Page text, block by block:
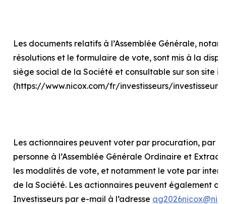
Les documents relatifs à l’Assemblée Générale,
résolutions et le formulaire de vote, sont mis à la
siège social de la Société et consultable sur son site
(https://www.nicox.com/fr/investisseurs/
Les actionnaires peuvent voter par procuration, par
personne à l’Assemblée Générale Ordinaire et
les modalités de vote, et notamment le vote par
de la Société. Les actionnaires peuvent également
Investisseurs par e-mail à l’adresse